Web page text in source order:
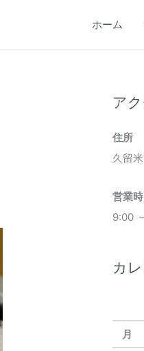
ホーム
ア
住所
久留
営業
9:00
カ
月